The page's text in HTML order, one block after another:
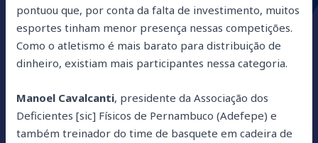
pontuou que, por conta da falta de investimento, muitos
esportes tinham menor presença nessas competições.
Como o atletismo é mais barato para distribuição de
dinheiro, existiam mais participantes nessa categoria.
Manoel Cavalcanti, presidente da Associação dos
Deficientes [sic] Físicos de Pernambuco (Adefepe) e
também treinador do time de basquete em cadeira de